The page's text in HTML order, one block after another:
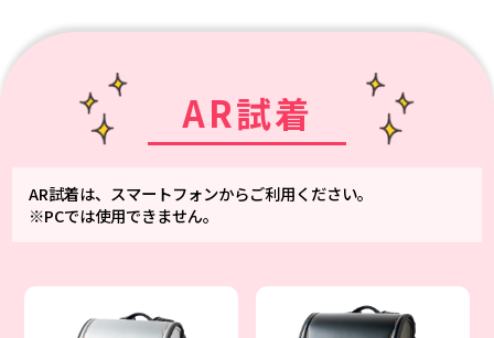
AR試着
AR試着は、スマートフォンからご利用ください。
※PCでは使用できません。